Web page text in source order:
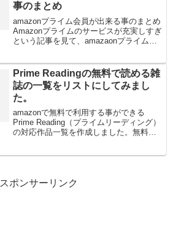
事のまとめ
amazonプライム会員が出来る事のまとめ
Amazonプライムのサービスが充実しすぎ
という記事を見て、amazaonプライムで
やタブレット・スマホで映画やTVドラ...
Prime Readingの無料で読める雑
誌の一覧をリストにしてみまし
た。
amazonで無料で利用する事ができる
Prime Reading（プライムリーディング）
の対応作品一覧を作成しました。無料で
スポンサーリンク